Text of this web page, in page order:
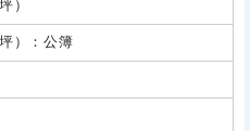
）
）：公簿